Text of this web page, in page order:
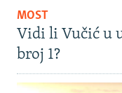
MOST
Vidi li Vučić u
broj 1?